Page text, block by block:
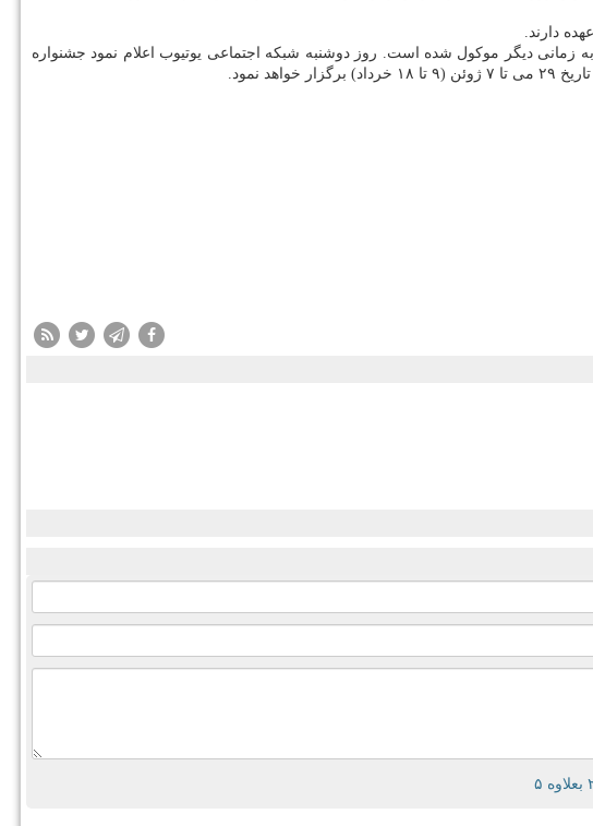
دارند.
زمانی دیگر موکول شده است. روز دوشنبه شبکه اجتماعی یوتیوب اعلام نمود جشنواره